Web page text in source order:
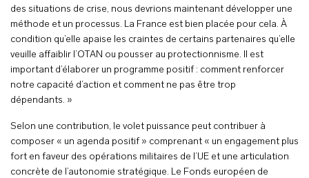
des situations de crise, nous devrions maintenant développer une
méthode et un processus. La France est bien placée pour cela. À
condition qu’elle apaise les craintes de certains partenaires qu’elle
veuille affaiblir l’OTAN ou pousser au protectionnisme. Il est
important d’élaborer un programme positif : comment renforcer
notre capacité d’action et comment ne pas être trop
dépendants. »
Selon une contribution, le volet puissance peut contribuer à
composer « un agenda positif » comprenant « un engagement plus
fort en faveur des opérations militaires de l’UE et une articulation
concrète de l’autonomie stratégique. Le Fonds européen de